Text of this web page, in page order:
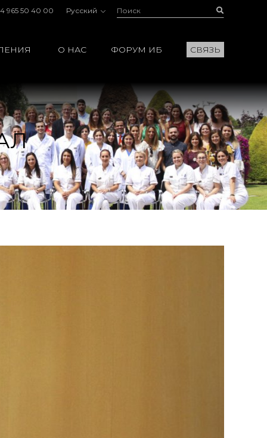
965 50 40 00 Русский Поиск:
О НАС ФОРУМ ИБ СВЯЗЬ